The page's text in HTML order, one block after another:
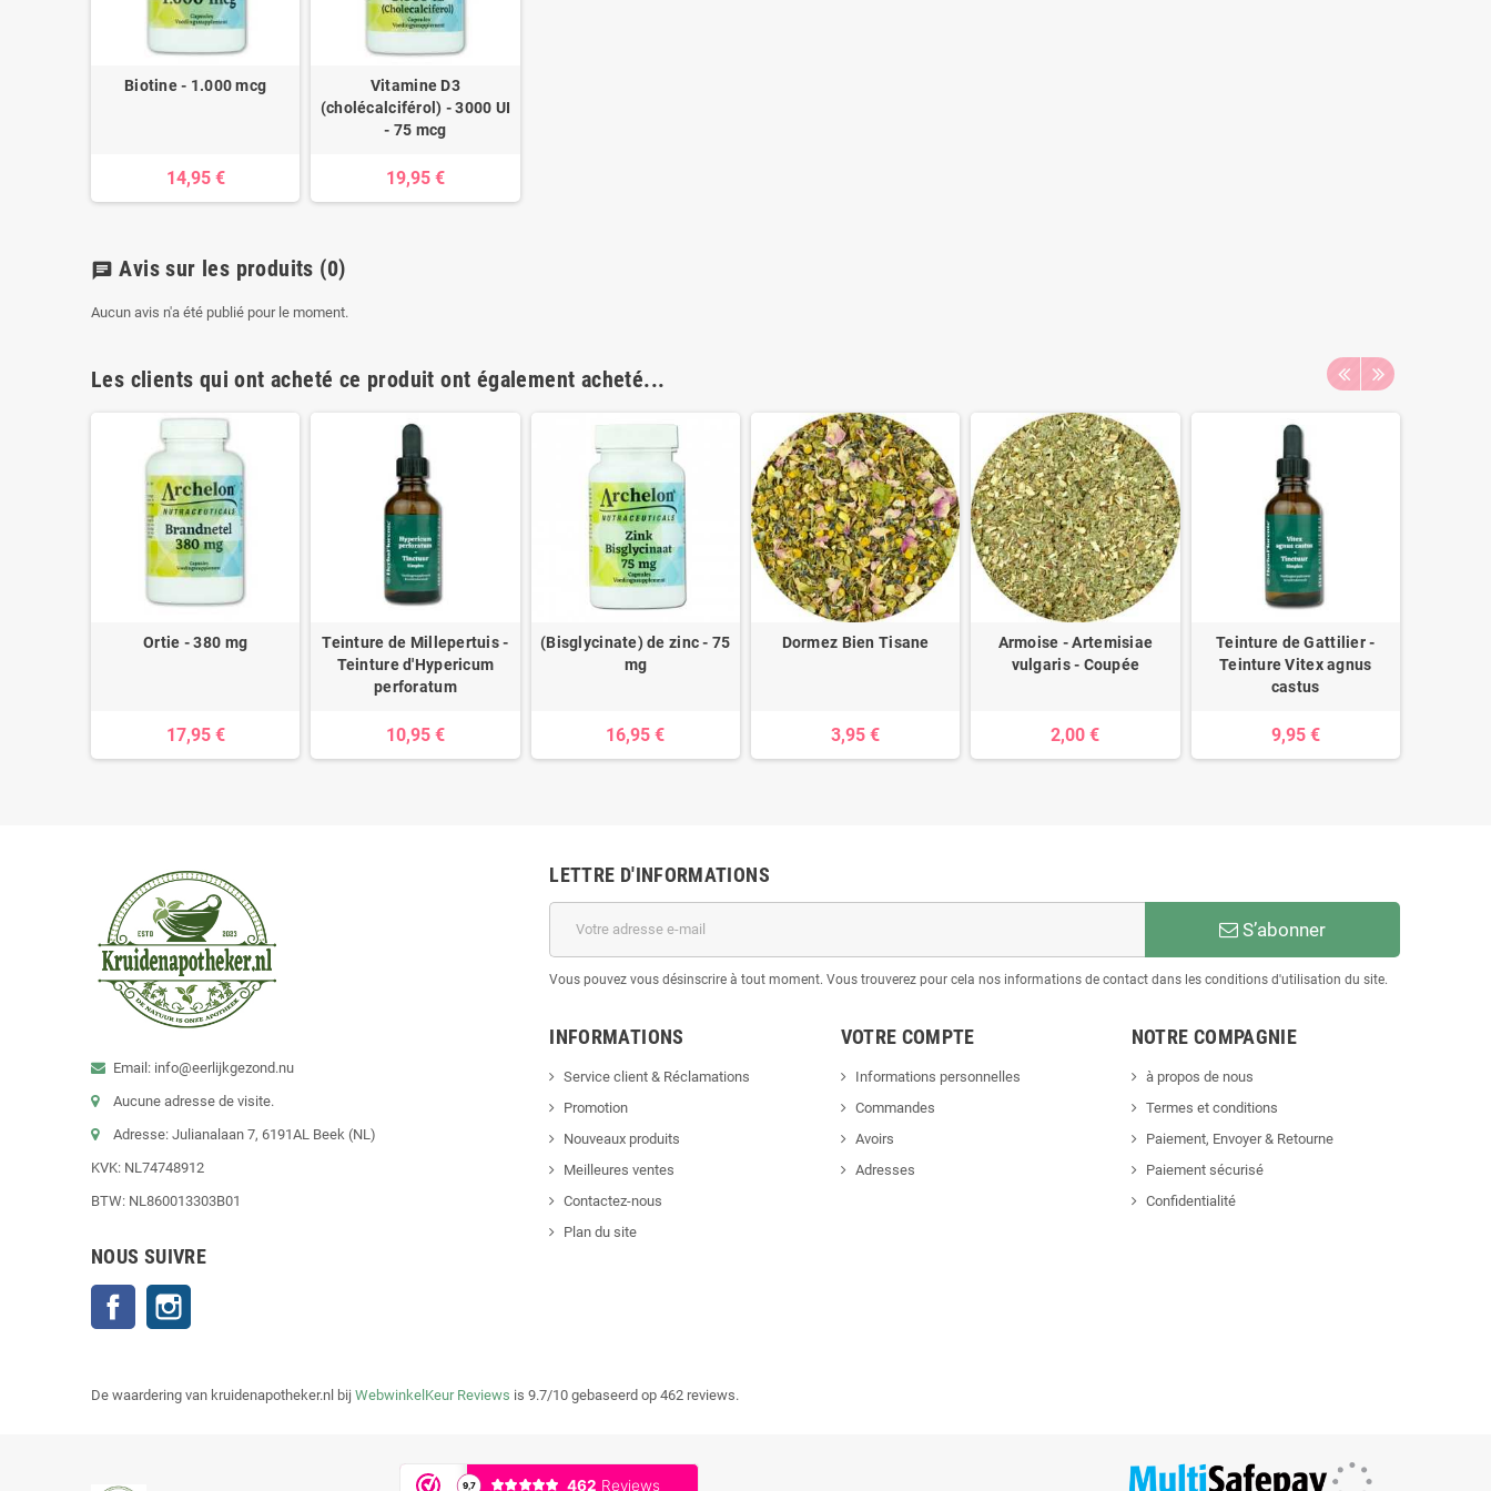
Biotine - 1.000 mcg
14,95 €
Vitamine D3
(cholécalciférol) - 3000 UI
- 75 mcg
19,95 €
chat Avis sur les produits (0)
Aucun avis n'a été publié pour le moment.
Les clients qui ont acheté ce produit ont également acheté...
Ortie - 380 mg
17,95 €
Teinture de Millepertuis -
Teinture d'Hypericum
perforatum
10,95 €
(Bisglycinate) de zinc - 75
mg
16,95 €
Dormez Bien Tisane
3,95 €
Armoise - Artemisiae
vulgaris - Coupée
2,00 €
Teinture de Gattilier -
Teinture Vitex agnus
castus
9,95 €
Email: info@eerlijkgezond.nu
Aucune adresse de visite.
Adresse: Julianalaan 7, 6191AL Beek (NL)
KVK: NL74748912
BTW: NL860013303B01
NOUS SUIVRE
Facebook
LETTRE D'INFORMATIONS
S’abonner
Vous pouvez vous désinscrire à tout moment. Vous trouverez pour cela nos informations de contact dans les conditions d'utilisation du site.
INFORMATIONS
Service client & Réclamations
Promotion
Nouveaux produits
Meilleures ventes
Contactez-nous
Plan du site
VOTRE COMPTE
Informations personnelles
Commandes
Avoirs
Adresses
NOTRE COMPAGNIE
à propos de nous
Termes et conditions
Paiement, Envoyer & Retourne
Paiement sécurisé
Confidentialité
De waardering van kruidenapotheker.nl bij WebwinkelKeur Reviews is 9.7/10 gebaseerd op 462 reviews.